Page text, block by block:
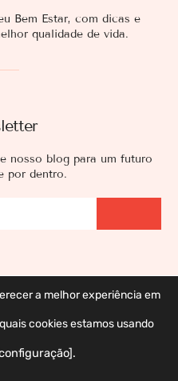
nosso blog para um futuro
por dentro.
Bem Estar, com dicas e
qualidade de vida.
a melhor experiência em
cookies estamos usando